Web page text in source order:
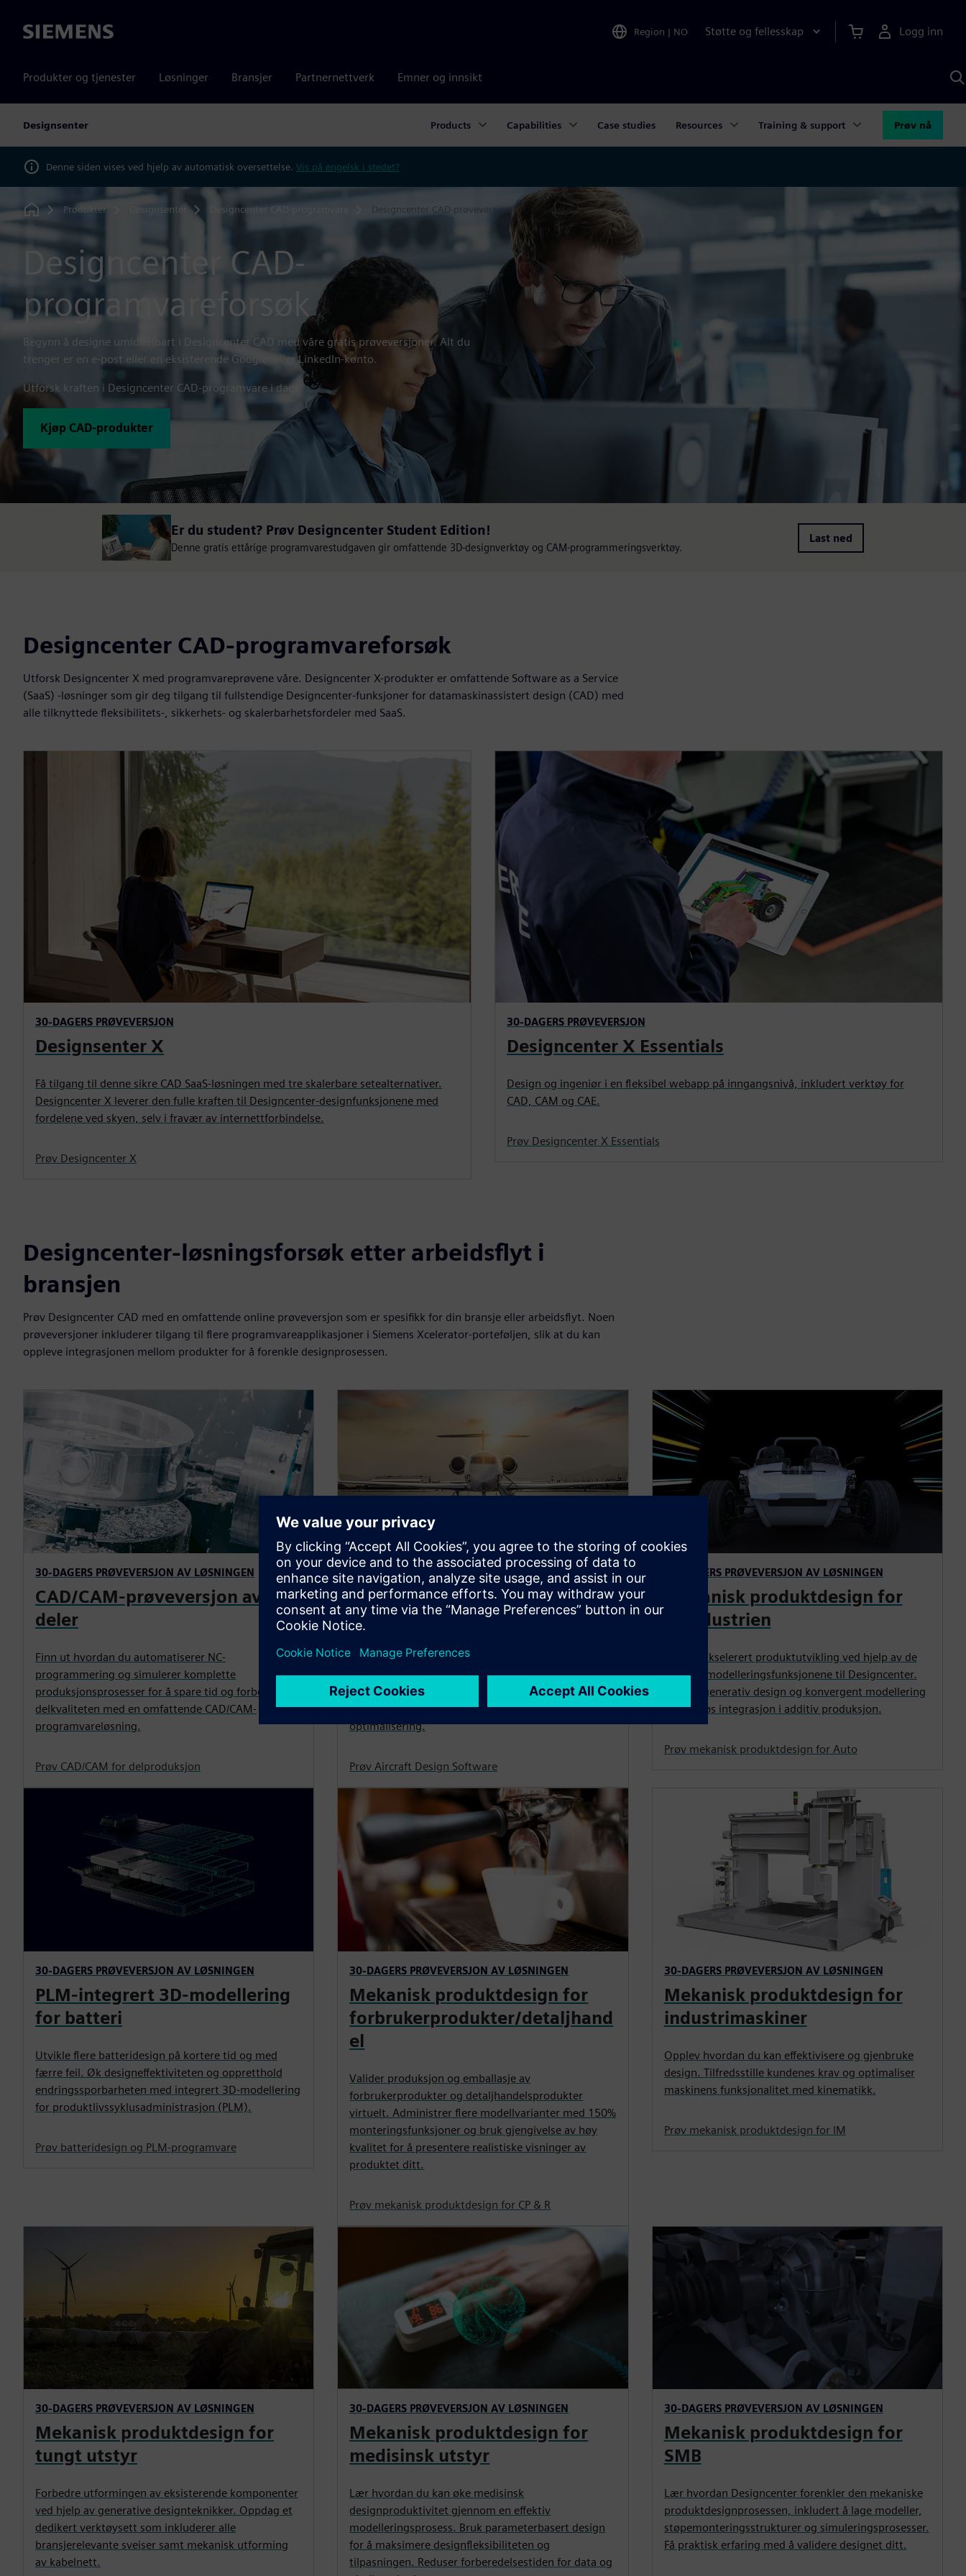
Siemens Region | NO Støtte og fellesskap Logg inn
Produkter og tjenester Løsninger Bransjer Partnernettverk Emner og innsikt
Designsenter Products Capabilities Case studies Resources Training & support Prøv nå
Denne siden vises ved hjelp av automatisk oversettelse. Vis på engelsk i stedet?
Home
Produkter Designsenter Designcenter CAD-programvare Designcenter CAD-prøveversjoner
Designcenter CAD-
programvareforsøk
Begynn å designe umiddelbart i Designcenter CAD med våre gratis prøveversjoner. Alt du
trenger er en e-post eller en eksisterende Google- eller LinkedIn-konto.
Utforsk kraften i Designcenter CAD-programvare i dag!
Kjøp CAD-produkter
Er du student? Prøv Designcenter Student Edition!
Denne gratis ettårige programvarestudgaven gir omfattende 3D-designverktøy og CAM-programmeringsverktøy.
Last ned
Designcenter CAD-programvareforsøk
Utforsk Designcenter X med programvareprøvene våre. Designcenter X-produkter er omfattende Software as a Service
(SaaS) -løsninger som gir deg tilgang til fullstendige Designcenter-funksjoner for datamaskinassistert design (CAD) med
alle tilknyttede fleksibilitets-, sikkerhets- og skalerbarhetsfordeler med SaaS.
30-DAGERS PRØVEVERSJON
Designsenter X
Få tilgang til denne sikre CAD SaaS-løsningen med tre skalerbare setealternativer.
Designcenter X leverer den fulle kraften til Designcenter-designfunksjonene med
fordelene ved skyen, selv i fravær av internettforbindelse.
Prøv Designcenter X
30-DAGERS PRØVEVERSJON
Designcenter X Essentials
Design og ingeniør i en fleksibel webapp på inngangsnivå, inkludert verktøy for
CAD, CAM og CAE.
Prøv Designcenter X Essentials
Designcenter-løsningsforsøk etter arbeidsflyt i
bransjen
Prøv Designcenter CAD med en omfattende online prøveversjon som er spesifikk for din bransje eller arbeidsflyt. Noen
prøveversjoner inkluderer tilgang til flere programvareapplikasjoner i Siemens Xcelerator-porteføljen, slik at du kan
oppleve integrasjonen mellom produkter for å forenkle designprosessen.
30-DAGERS PRØVEVERSJON AV LØSNINGEN
CAD/CAM-prøveversjon av
deler
Finn ut hvordan du automatiserer NC-
programmering og simulerer komplette
produksjonsprosesser for å spare tid og forbedre
delkvaliteten med en omfattende CAD/CAM-
programvareløsning.
Prøv CAD/CAM for delproduksjon
30-DAGERS PRØVEVERSJON AV LØSNINGEN
Mekanisk produktdesign for
luftfart og forsvar
Bygg en nøyaktig digital tvilling av flyet ditt med en
åpen og skalerbar programvareplattform for
flydesign. Koble simuleringsdata enkelt til flyets
CAD-design og utforsk styrken til parametrisering og
optimalisering.
Prøv Aircraft Design Software
30-DAGERS PRØVEVERSJON AV LØSNINGEN
Mekanisk produktdesign for
bilindustrien
Opplev akselerert produktutvikling ved hjelp av de
kraftige modelleringsfunksjonene til Designcenter.
Opplev generativ design og konvergent modellering
og sømløs integrasjon i additiv produksjon.
Prøv mekanisk produktdesign for Auto
30-DAGERS PRØVEVERSJON AV LØSNINGEN
PLM-integrert 3D-modellering
for batteri
Utvikle flere batteridesign på kortere tid og med
færre feil. Øk designeffektiviteten og oppretthold
endringssporbarheten med integrert 3D-modellering
for produktlivssyklusadministrasjon (PLM).
Prøv batteridesign og PLM-programvare
30-DAGERS PRØVEVERSJON AV LØSNINGEN
Mekanisk produktdesign for
forbrukerprodukter/detaljhand
el
Valider produksjon og emballasje av
forbrukerprodukter og detaljhandelsprodukter
virtuelt. Administrer flere modellvarianter med 150%
monteringsfunksjoner og bruk gjengivelse av høy
kvalitet for å presentere realistiske visninger av
produktet ditt.
Prøv mekanisk produktdesign for CP & R
30-DAGERS PRØVEVERSJON AV LØSNINGEN
Mekanisk produktdesign for
industrimaskiner
Opplev hvordan du kan effektivisere og gjenbruke
design. Tilfredsstille kundenes krav og optimaliser
maskinens funksjonalitet med kinematikk.
Prøv mekanisk produktdesign for IM
30-DAGERS PRØVEVERSJON AV LØSNINGEN
Mekanisk produktdesign for
tungt utstyr
Forbedre utformingen av eksisterende komponenter
ved hjelp av generative designteknikker. Oppdag et
dedikert verktøysett som inkluderer alle
bransjerelevante sveiser samt mekanisk utforming
av kabelnett.
30-DAGERS PRØVEVERSJON AV LØSNINGEN
Mekanisk produktdesign for
medisinsk utstyr
Lær hvordan du kan øke medisinsk
designproduktivitet gjennom en effektiv
modelleringsprosess. Bruk parameterbasert design
for å maksimere designfleksibiliteten og
tilpasningen. Reduser forberedelsestiden for data og
30-DAGERS PRØVEVERSJON AV LØSNINGEN
Mekanisk produktdesign for
SMB
Lær hvordan Designcenter forenkler den mekaniske
produktdesignprosessen, inkludert å lage modeller,
støpemonteringsstrukturer og simuleringsprosesser.
Få praktisk erfaring med å validere designet ditt.